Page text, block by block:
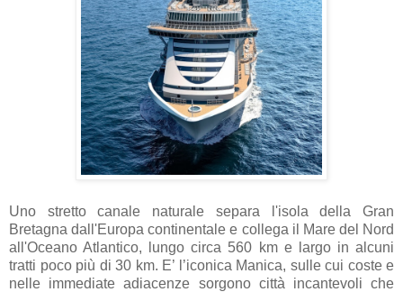
Uno stretto canale naturale separa l'isola della Gran
Bretagna dall'Europa continentale e collega il Mare del Nord
all'Oceano Atlantico, lungo circa 560 km e largo in alcuni
tratti poco più di 30 km. E’ l’iconica Manica, sulle cui coste e
nelle immediate adiacenze sorgono città incantevoli che